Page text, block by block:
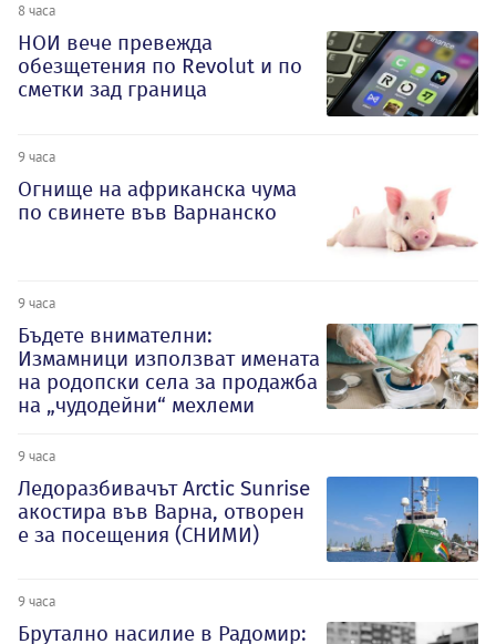
8 часа
НОИ вече превежда
обезщетения по Revolut и по
сметки зад граница
9 часа
Огнище на африканска чума
по свинете във Варнанско
9 часа
Бъдете внимателни:
Измамници използват имената
на родопски села за продажба
на „чудодейни“ мехлеми
9 часа
Ледоразбивачът Arctic Sunrise
акостира във Варна, отворен
е за посещения (СНИМИ)
9 часа
Брутално насилие в Радомир: